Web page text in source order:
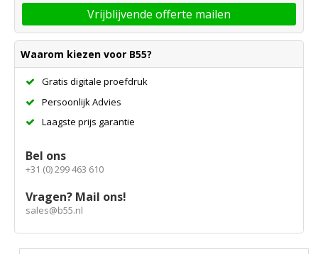
Vrijblijvende offerte mailen
Waarom kiezen voor B55?
Gratis digitale proefdruk
Persoonlijk Advies
Laagste prijs garantie
Bel ons
+31 (0) 299 463 610
Vragen? Mail ons!
sales@b55.nl